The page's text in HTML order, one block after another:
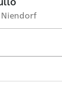
Niendorf